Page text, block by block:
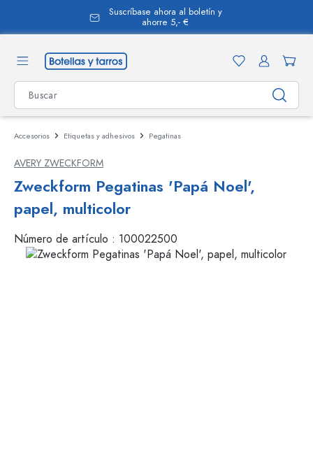
Suscríbase ahora al boletín y
ahorre 5,- €
Accesorios Etiquetas y adhesivos Pegatinas
AVERY ZWECKFORM
Zweckform Pegatinas 'Papá Noel',
papel, multicolor
Número de artículo : 100022500